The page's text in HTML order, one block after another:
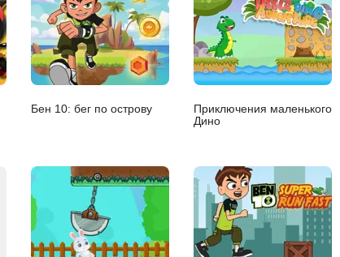
Бен 10: бег по острову
Приключения маленького
Дино